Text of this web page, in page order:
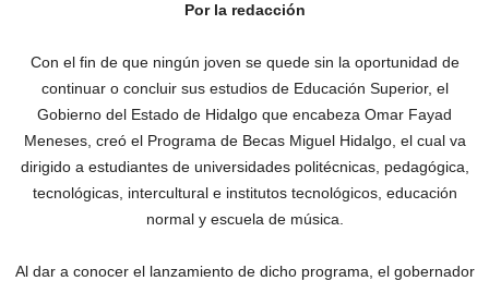
Por la redacción
Con el fin de que ningún joven se quede sin la oportunidad de
continuar o concluir sus estudios de Educación Superior, el
Gobierno del Estado de Hidalgo que encabeza Omar Fayad
Meneses, creó el Programa de Becas Miguel Hidalgo, el cual va
dirigido a estudiantes de universidades politécnicas, pedagógica,
tecnológicas, intercultural e institutos tecnológicos, educación
normal y escuela de música.
Al dar a conocer el lanzamiento de dicho programa, el gobernador